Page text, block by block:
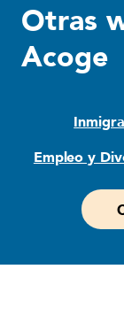
Otras
Acoge
Empleo y